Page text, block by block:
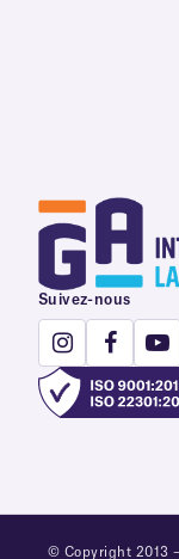
Suivez-nous
© Copyright 2013